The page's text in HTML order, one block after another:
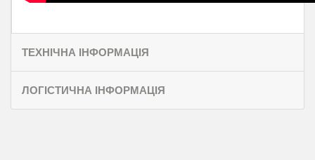
ТЕХНІЧНА ІНФОРМАЦІЯ
ЛОГІСТИЧНА ІНФОРМАЦІЯ